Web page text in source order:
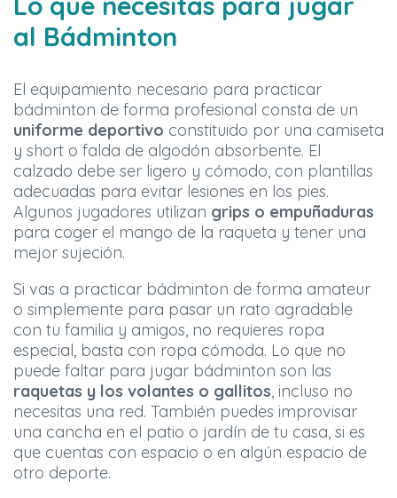
al Bádminton
El equipamiento necesario para practicar
bádminton de forma profesional consta de un
uniforme deportivo constituido por una camiseta
y short o falda de algodón absorbente. El
calzado debe ser ligero y cómodo, con plantillas
adecuadas para evitar lesiones en los pies.
Algunos jugadores utilizan grips o empuñaduras
para coger el mango de la raqueta y tener una
mejor sujeción.
Si vas a practicar bádminton de forma amateur
o simplemente para pasar un rato agradable
con tu familia y amigos, no requieres ropa
especial, basta con ropa cómoda. Lo que no
puede faltar para jugar bádminton son las
raquetas y los volantes o gallitos, incluso no
necesitas una red. También puedes improvisar
una cancha en el patio o jardín de tu casa, si es
que cuentas con espacio o en algún espacio de
otro deporte.